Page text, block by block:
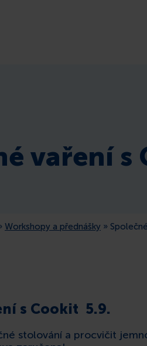
vaření s
Workshopy a přednášky »
s Cookit 5.9.
stolování a procvičit